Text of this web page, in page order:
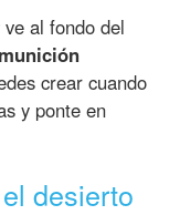
al fondo del
munición
crear cuando
y ponte en
desierto